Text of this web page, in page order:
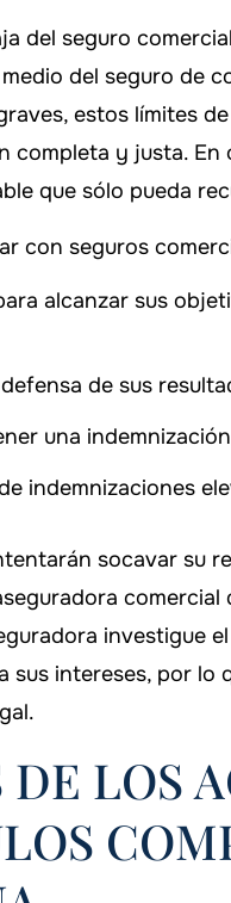
del seguro
del seguro de
estos límites
completa y justa.
que sólo pueda
con seguros
alcanzar sus
de sus
una
indemnizaciones
socavar su
investigue
sus intereses, por lo
DE LOS